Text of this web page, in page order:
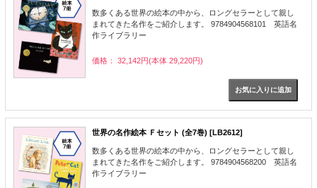
数多くある世界の絵本の中から、ロングセラーとして親し
まれてきた名作をご紹介します。 9784904568101 英語名
作ライブラリー
価格： 32,142円(本体 29,220円)
世界の名作絵本 Ｆセット (全7巻) [LB2612]
数多くある世界の絵本の中から、ロングセラーとして親し
まれてきた名作をご紹介します。 9784904568200 英語名
作ライブラリー